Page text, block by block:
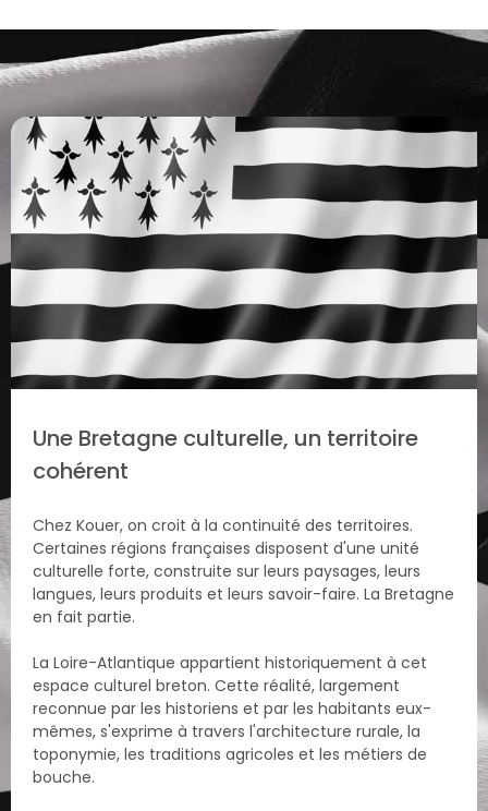
Une Bretagne culturelle, un territoire
cohérent
Chez Kouer, on croit à la continuité des territoires.
Certaines régions françaises disposent d'une unité
culturelle forte, construite sur leurs paysages, leurs
langues, leurs produits et leurs savoir-faire. La Bretagne
en fait partie.
La Loire-Atlantique appartient historiquement à cet
espace culturel breton. Cette réalité, largement
reconnue par les historiens et par les habitants eux-
mêmes, s'exprime à travers l'architecture rurale, la
toponymie, les traditions agricoles et les métiers de
bouche.